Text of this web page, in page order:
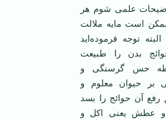
علمی شوم هر
است مایه ملالت
توجه فرموده‌اید
بدن را طبیعت
حس گرسنگی و
بر حیوان معلوم و
رفع آن حوائج را بسد
عطش یعنی اکل و